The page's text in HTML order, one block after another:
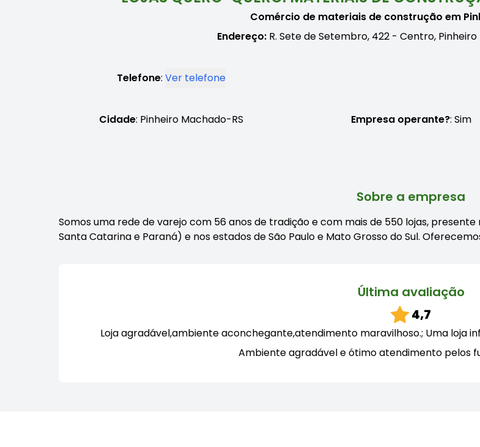
Comércio de materiais de construção em
Endereço:R. Sete de Setembro, 422 - Centro,
Telefone: Ver telefone
Cidade: Pinheiro Machado-RS Empresa operante?: Sim
Sobre a empresa
Somos uma rede de varejo com 56 anos de tradição e com mais de 550 lojas, presente
Santa Catarina e Paraná) e nos estados de São Paulo e Mato Grosso do Sul.
Última avaliação
4,7
Loja agradável,ambiente aconchegante,atendimento maravilhoso.; Uma loja
Ambiente agradável e ótimo atendimento pelos